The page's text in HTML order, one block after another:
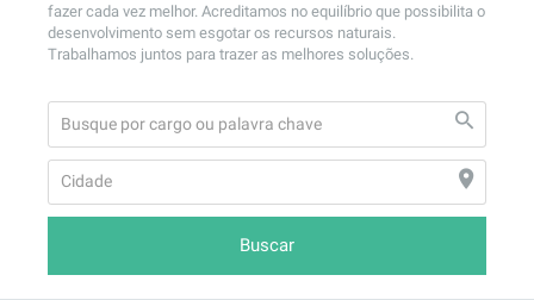
fazer cada vez melhor. Acreditamos no equilíbrio que possibilita o
desenvolvimento sem esgotar os recursos naturais.
Trabalhamos juntos para trazer as melhores soluções.
Buscar